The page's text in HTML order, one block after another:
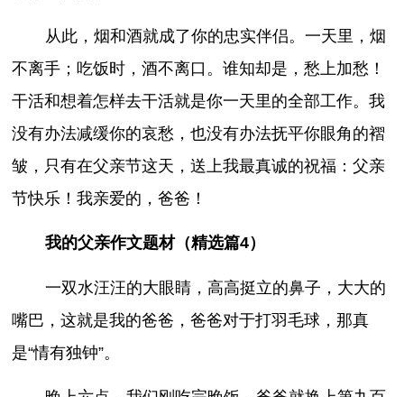
从此，烟和酒就成了你的忠实伴侣。一天里，烟
不离手；吃饭时，酒不离口。谁知却是，愁上加愁！
干活和想着怎样去干活就是你一天里的全部工作。我
没有办法减缓你的哀愁，也没有办法抚平你眼角的褶
皱，只有在父亲节这天，送上我最真诚的祝福：父亲
节快乐！我亲爱的，爸爸！
我的父亲作文题材（精选篇4）
一双水汪汪的大眼睛，高高挺立的鼻子，大大的
嘴巴，这就是我的爸爸，爸爸对于打羽毛球，那真
是“情有独钟”。